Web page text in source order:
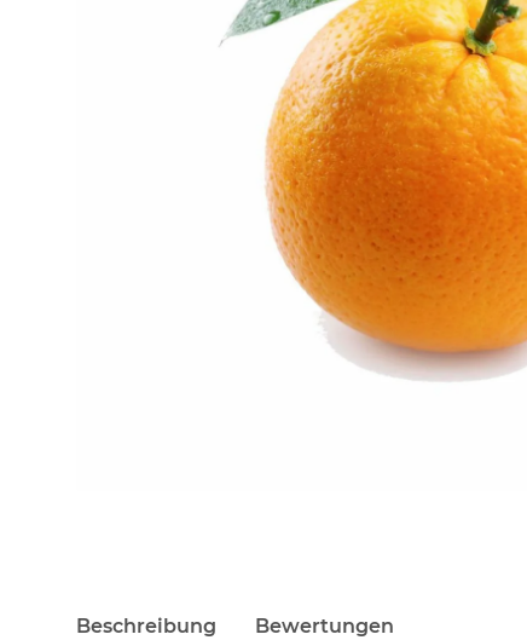
Beschreibung Bewertungen